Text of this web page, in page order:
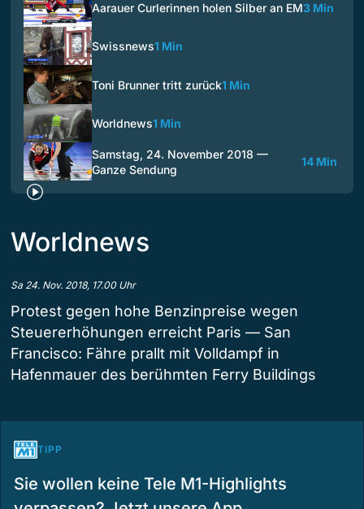
Aarauer Curlerinnen holen Silber an EM3 Min
Swissnews1 Min
Toni Brunner tritt zurück1 Min
Worldnews1 Min
Samstag, 24. November 2018 —
Ganze Sendung
14 Min
Worldnews
Sa 24. Nov. 2018, 17.00 Uhr
Protest gegen hohe Benzinpreise wegen
Steuererhöhungen erreicht Paris — San
Francisco: Fähre prallt mit Volldampf in
Hafenmauer des berühmten Ferry Buildings
TIPP
Sie wollen keine Tele M1-Highlights